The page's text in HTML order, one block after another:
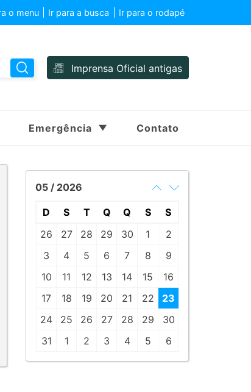
o menu Ir para a busca Ir para o rodapé
Imprensa Oficial antigas
Emergência Contato
05 / 2026
D S T Q Q S
S
26
27 28 29 30 1
2
3
4 5 6 7 8
9
10
11 12 13 14 15
16
17
18 19 20 21 22
23
24
25 26 27 28 29
30
31
1 2 3 4 5 6